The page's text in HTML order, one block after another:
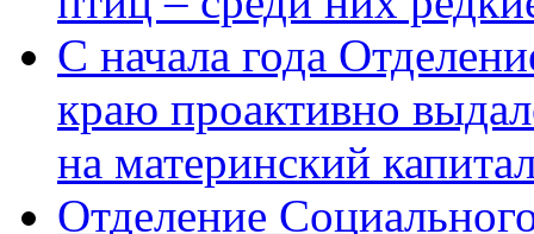
С начала года
краю проактивно
на материнский
Отделение